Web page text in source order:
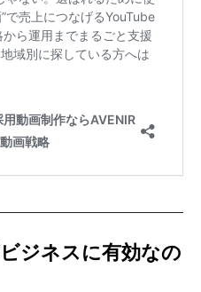
ジネスに有効なの